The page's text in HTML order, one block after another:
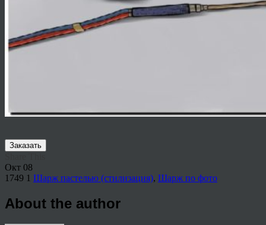
Заказать
Окт 08
1749 1 Шарж пастелью (стилизация), Шарж по фото
About the author